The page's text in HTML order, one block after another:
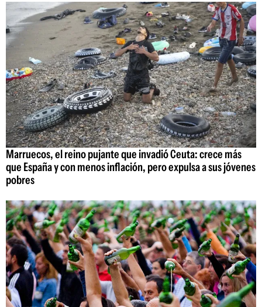
Marruecos, el reino pujante que invadió Ceuta: crece más
que España y con menos inflación, pero expulsa a sus jóvenes
pobres